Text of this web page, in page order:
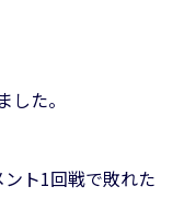
た。
ト1回戦で敗れた